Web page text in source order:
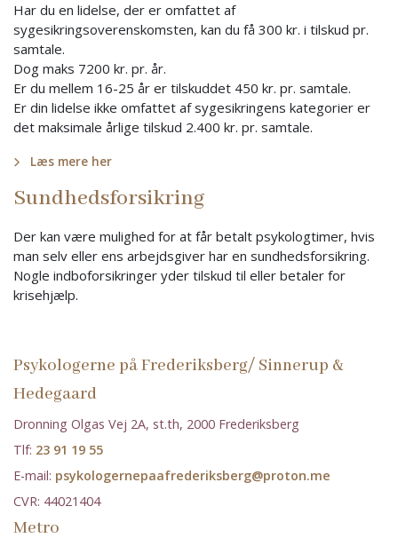
Har du en lidelse, der er omfattet af
sygesikringsoverenskomsten, kan du få 300 kr. i tilskud pr.
samtale.
Dog maks 7200 kr. pr. år.
Er du mellem 16-25 år er tilskuddet 450 kr. pr. samtale.
Er din lidelse ikke omfattet af sygesikringens kategorier er
det maksimale årlige tilskud 2.400 kr. pr. samtale.
Læs mere her
Sundhedsforsikring
Der kan være mulighed for at får betalt psykologtimer, hvis
man selv eller ens arbejdsgiver har en sundhedsforsikring.
Nogle indboforsikringer yder tilskud til eller betaler for
krisehjælp.
Psykologerne på Frederiksberg/ Sinnerup &
Hedegaard
Dronning Olgas Vej 2A, st.th, 2000 Frederiksberg
Tlf: 23 91 19 55
E-mail: psykologernepaafrederiksberg@proton.me
CVR: 44021404
Metro